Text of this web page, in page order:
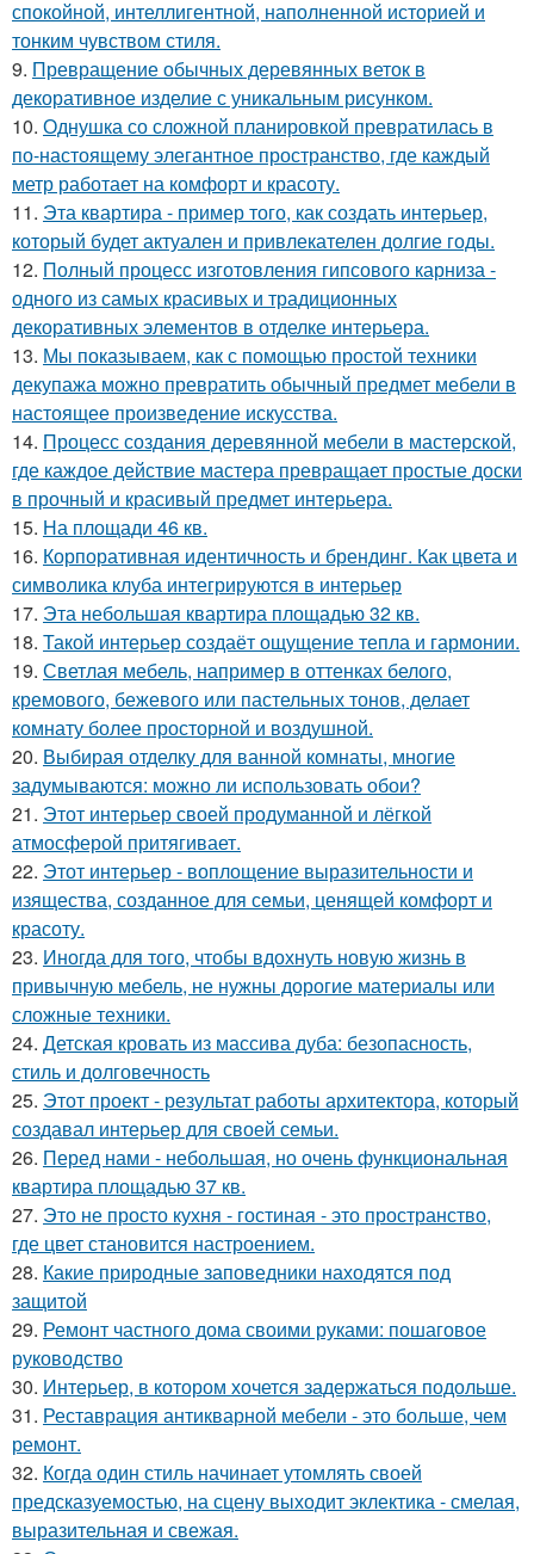
спокойной, интеллигентной, наполненной историей и
тонким чувством стиля.
9. Превращение обычных деревянных веток в
декоративное изделие с уникальным рисунком.
10. Однушка со сложной планировкой превратилась в
по-настоящему элегантное пространство, где каждый
метр работает на комфорт и красоту.
11. Эта квартира - пример того, как создать интерьер,
который будет актуален и привлекателен долгие годы.
12. Полный процесс изготовления гипсового карниза -
одного из самых красивых и традиционных
декоративных элементов в отделке интерьера.
13. Мы показываем, как с помощью простой техники
декупажа можно превратить обычный предмет мебели в
настоящее произведение искусства.
14. Процесс создания деревянной мебели в мастерской,
где каждое действие мастера превращает простые доски
в прочный и красивый предмет интерьера.
15. На площади 46 кв.
16. Корпоративная идентичность и брендинг. Как цвета и
символика клуба интегрируются в интерьер
17. Эта небольшая квартира площадью 32 кв.
18. Такой интерьер создаёт ощущение тепла и гармонии.
19. Светлая мебель, например в оттенках белого,
кремового, бежевого или пастельных тонов, делает
комнату более просторной и воздушной.
20. Выбирая отделку для ванной комнаты, многие
задумываются: можно ли использовать обои?
21. Этот интерьер своей продуманной и лёгкой
атмосферой притягивает.
22. Этот интерьер - воплощение выразительности и
изящества, созданное для семьи, ценящей комфорт и
красоту.
23. Иногда для того, чтобы вдохнуть новую жизнь в
привычную мебель, не нужны дорогие материалы или
сложные техники.
24. Детская кровать из массива дуба: безопасность,
стиль и долговечность
25. Этот проект - результат работы архитектора, который
создавал интерьер для своей семьи.
26. Перед нами - небольшая, но очень функциональная
квартира площадью 37 кв.
27. Это не просто кухня - гостиная - это пространство,
где цвет становится настроением.
28. Какие природные заповедники находятся под
защитой
29. Ремонт частного дома своими руками: пошаговое
руководство
30. Интерьер, в котором хочется задержаться подольше.
31. Реставрация антикварной мебели - это больше, чем
ремонт.
32. Когда один стиль начинает утомлять своей
предсказуемостью, на сцену выходит эклектика - смелая,
выразительная и свежая.